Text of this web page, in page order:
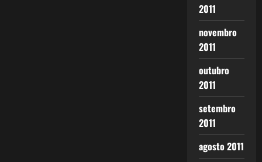
2011
novembro
2011
outubro
2011
setembro
2011
agosto 2011